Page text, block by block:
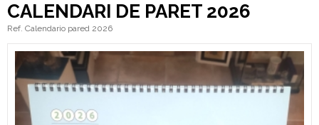
CALENDARI DE PARET 2026
Ref. Calendario pared 2026